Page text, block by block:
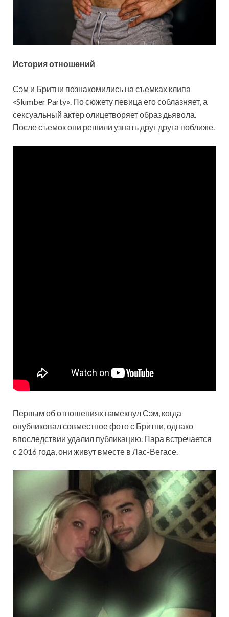
История отношений
Сэм и Бритни познакомились на съемках клипа
«Slumber Party». По сюжету певица его соблазняет, а
сексуальный актер олицетворяет образ дьявола.
После съемок они решили узнать друг друга поближе.
Первым об отношениях намекнул Сэм, когда
опубликовал совместное фото с Бритни, однако
впоследствии удалил публикацию. Пара встречается
с 2016 года, они живут вместе в Лас-Вегасе.